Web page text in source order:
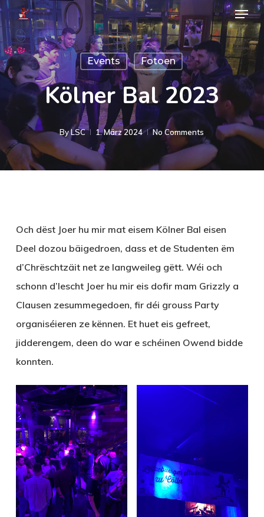
Skip
to
main
content
Menu
Events Fotoen
Kölner Bal 2023
ByLSC 1. März 2024 No Comments
Och dëst Joer hu mir mat eisem Kölner Bal eisen
Deel dozou bäigedroen, dass et de Studenten ëm
d’Chrëschtzäit net ze langweileg gëtt. Wéi och
schonn d’lescht Joer hu mir eis dofir mam Grizzly a
Clausen zesummegedoen, fir déi grouss Party
organiséieren ze kënnen. Et huet eis gefreet,
jidderengem, deen do war e schéinen Owend bidde
konnten.